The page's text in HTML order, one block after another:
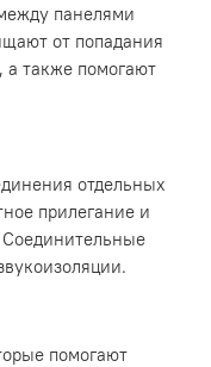
панелями
от попадания
а также помогают
отдельных
прилегание и
Соединительные
помогают